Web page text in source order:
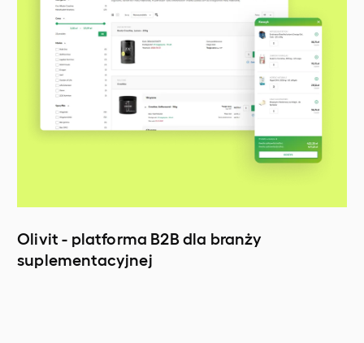
Olivit - platforma B2B dla branży
suplementacyjnej